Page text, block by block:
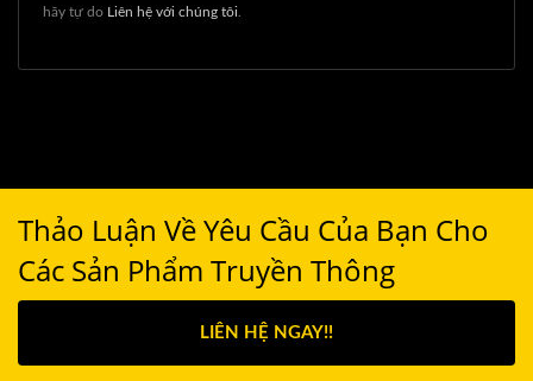
hãy tự do Liên hệ với chúng tôi
Thảo Luận Về Yêu Cầu Của Bạn Cho
Các Sản Phẩm Truyền Thông
LIÊN HỆ NGAY!!